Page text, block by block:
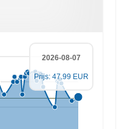
2026-08-07
Prijs: 47.99 EUR